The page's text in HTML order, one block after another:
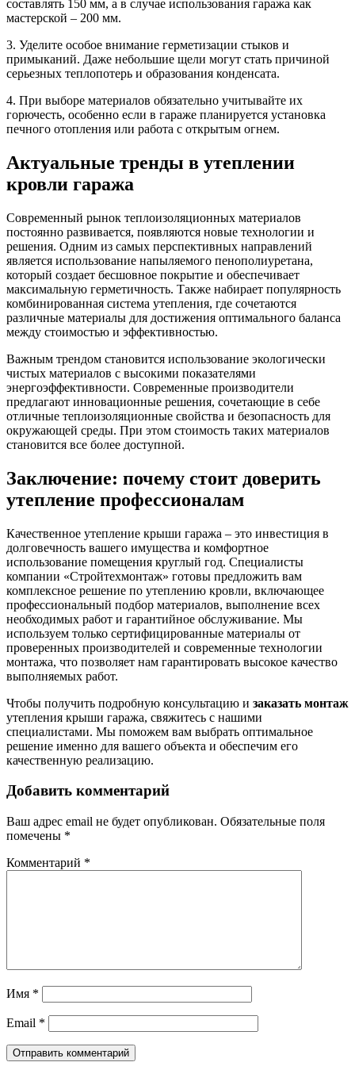
составлять 150 мм, а в случае использования гаража как
мастерской – 200 мм.
3. Уделите особое внимание герметизации стыков и
примыканий. Даже небольшие щели могут стать причиной
серьезных теплопотерь и образования конденсата.
4. При выборе материалов обязательно учитывайте их
горючесть, особенно если в гараже планируется установка
печного отопления или работа с открытым огнем.
Актуальные тренды в утеплении
кровли гаража
Современный рынок теплоизоляционных материалов
постоянно развивается, появляются новые технологии и
решения. Одним из самых перспективных направлений
является использование напыляемого пенополиуретана,
который создает бесшовное покрытие и обеспечивает
максимальную герметичность. Также набирает популярность
комбинированная система утепления, где сочетаются
различные материалы для достижения оптимального баланса
между стоимостью и эффективностью.
Важным трендом становится использование экологически
чистых материалов с высокими показателями
энергоэффективности. Современные производители
предлагают инновационные решения, сочетающие в себе
отличные теплоизоляционные свойства и безопасность для
окружающей среды. При этом стоимость таких материалов
становится все более доступной.
Заключение: почему стоит доверить
утепление профессионалам
Качественное утепление крыши гаража – это инвестиция в
долговечность вашего имущества и комфортное
использование помещения круглый год. Специалисты
компании «Стройтехмонтаж» готовы предложить вам
комплексное решение по утеплению кровли, включающее
профессиональный подбор материалов, выполнение всех
необходимых работ и гарантийное обслуживание. Мы
используем только сертифицированные материалы от
проверенных производителей и современные технологии
монтажа, что позволяет нам гарантировать высокое качество
выполняемых работ.
Чтобы получить подробную консультацию и заказать монтаж
утепления крыши гаража, свяжитесь с нашими
специалистами. Мы поможем вам выбрать оптимальное
решение именно для вашего объекта и обеспечим его
качественную реализацию.
Добавить комментарий
Ваш адрес email не будет опубликован. Обязательные поля
помечены *
Комментарий *
Имя *
Email *